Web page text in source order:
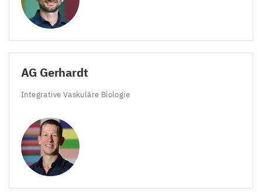
AG Gerhardt
Integrative Vaskuläre Biologie